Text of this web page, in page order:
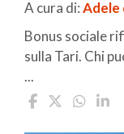
A cura di:Adele
Bonus sociale
sulla Tari. Chi
...